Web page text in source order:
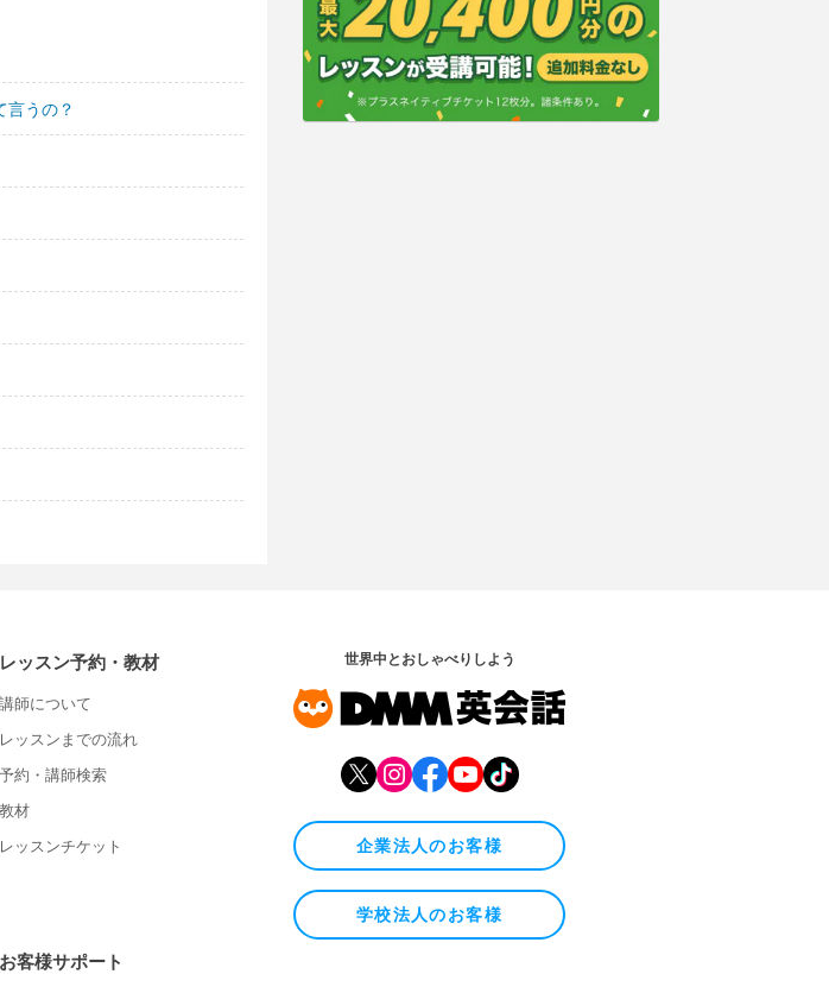
言うの？
レッスン予約・教材
講師について
レッスンまでの流れ
予約・講師検索
教材
レッスンチケット
お客様サポート
世界中とおしゃべりしよう
企業法人のお客様
学校法人のお客様